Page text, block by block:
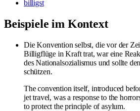
billigst
Beispiele im Kontext
Die Konvention selbst, die vor der
Billigflüge in Kraft trat, war eine
des Nationalsozialismus und sollte
schützen.
The convention itself, introduced
jet travel, was a response to the
to protect the principle of asylum.